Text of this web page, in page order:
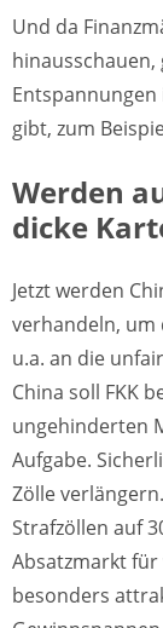
Und da
hinausschauen,
gibt, zum
Werden
dicke
Jetzt werden
verhandeln, um
u.a. an die
China soll FKK
ungehinderten
Aufgabe.
Zölle
Strafzöllen auf
Absatzmarkt
besonders